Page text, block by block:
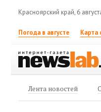
Красноярский край, 6
Погода в августе Карта
Лента новостей